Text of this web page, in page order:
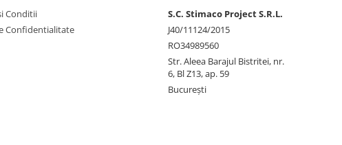
Conditii
Confidentialitate
S.C. Stimaco Project S.R.L.
J40/11124/2015
RO34989560
Str. Aleea Barajul Bistritei, nr.
6, Bl Z13, ap. 59
București